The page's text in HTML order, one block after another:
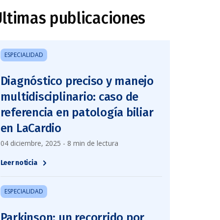
publicaciones
ESPECIALIDAD
Diagnóstico preciso y manejo
multidisciplinario: caso de
referencia en patología biliar
en LaCardio
04 diciembre, 2025 - 8 min de lectura
Leer noticia
ESPECIALIDAD